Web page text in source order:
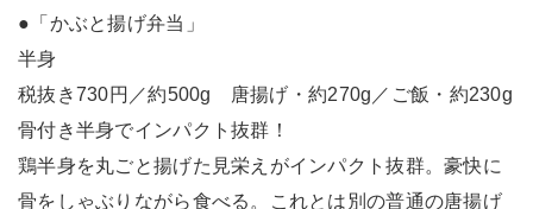
●「かぶと揚げ弁当」
半身
税抜き730円／約500g 唐揚げ・約270g／ご飯・約230g
骨付き半身でインパクト抜群！
鶏半身を丸ごと揚げた見栄えがインパクト抜群。豪快に
骨をしゃぶりながら食べる。これとは別の普通の唐揚げ